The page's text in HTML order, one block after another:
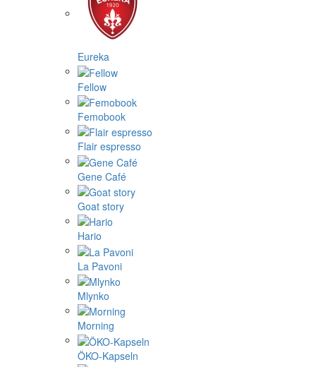
Eureka
Fellow
Femobook
Flair espresso
Gene Café
Goat story
Hario
La Pavoni
Mlynko
Morning
ÖKO-Kapseln